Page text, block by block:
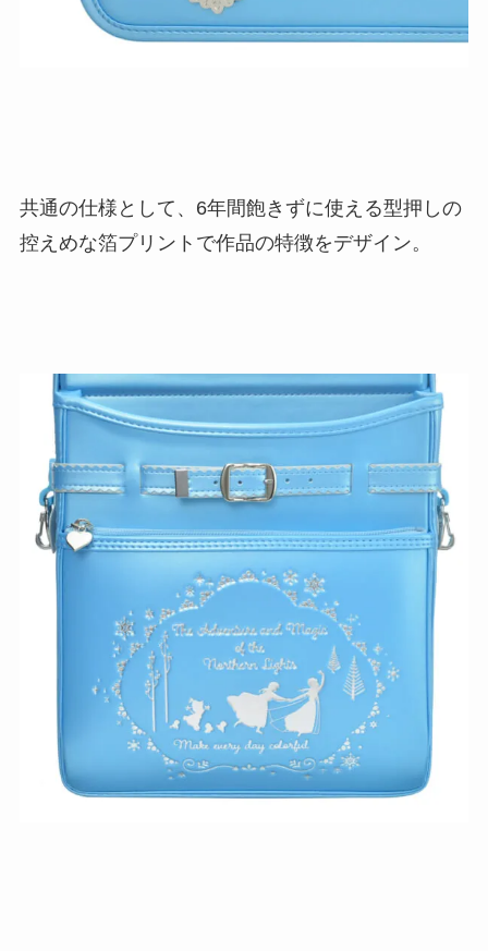
共通の仕様として、6年間飽きずに使える型押しの
控えめな箔プリントで作品の特徴をデザイン。